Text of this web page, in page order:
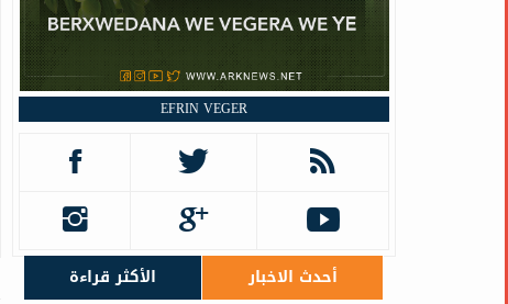
EFRIN VEGER
أحدث الاخبار الأكثر قراءة